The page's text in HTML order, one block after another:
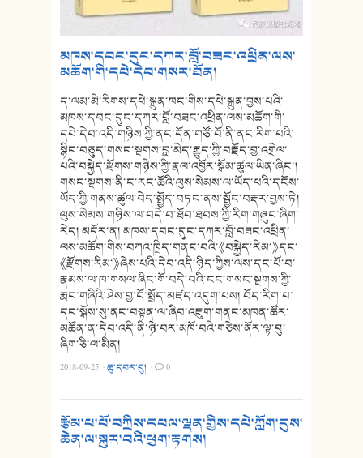
མཁས་དབང་དུང་དཀར་བློ་བཟང་འཕྲིན་ལས་
མཆོག་གི་དཔེ་དེབ་གསར་ཐོན།
ད་ལམ་མི་རིགས་དཔེ་སྐྲུན་ཁང་གིས་དཔེ་སྐྲུན་བྱས་པའི་
མཁས་དབང་དུང་དཀར་བློ་བཟང་འཕྲིན་ལས་མཆོག་གི་
དཔེ་དེབ་འདི་གཉིས་ཀྱི་ནང་དོན་གཙོ་བོ་ནི་ནང་རིག་པའི་
སྙིང་བཅུད་གསང་སྔགས་བླ་མེད་རྒྱུད་ཀྱི་བརྗོད་བྱ་འགྲེལ་
པའི་བསྐྱེད་རྫོགས་གཉིས་ཀྱི་རྣལ་འབྱོར་སྒོམ་ཚུལ་ཡིན་ཞིང་།
གསང་སྔགས་ནི་ང་རང་ཚོའི་ལུས་སེམས་ལ་ཡོད་པའི་དངོས་
ཡོད་ཀྱི་གནས་ཚུལ་བེད་སྤྱོད་བཏང་ནས་སྦྱོང་བརྡར་བྱས་ཏེ།
ལུས་སེམས་གཉིས་ལ་བདེ་བ་ཐོབ་ཐབས་ཀྱི་རིག་གཞུང་ཞིག་
རེད། མདོར་ན། མཁས་དབང་དུང་དཀར་བློ་བཟང་འཕྲིན་
ལས་མཆོག་གིས་བཀའ་ཁྲིད་གནང་བའི་《བསྐྱེད་རིམ་》དང་
《རྫོགས་རིམ་》ཞེས་པའི་དེབ་འདི་ཉིད་ཀྱིས་ལས་དང་པོ་བ་
རྣམས་ལ་ཁ་གསལ་ཞིང་གོ་བདེ་བའི་ངང་གསང་སྔགས་ཀྱི་
རྨང་གཞིའི་ཤེས་བྱ་ངོ་སྤྲོད་མཛད་འདུག་པས། བོད་རིག་པ་
དང་སྒོས་སུ་ནང་བསྟན་ལ་ཞིབ་འཇུག་གནང་མཁན་ཚོར་
མཚོན་ན་དེབ་འདི་ནི་ཉེ་བར་མཁོ་བའི་གཅེས་ནོར་ལྟ་བུ་
ཞིག་ཅི་ལ་མིན།
2018-09-25 ·ཆུ་དབར་བུ། · 0
རྩོམ་པ་པོ་བཀྲིས་དཔལ་ལྡན་གྱིས་དཔེ་ཀློག་དུས་
ཆེན་ལ་སྐུར་བའི་ཕྱག་རྟགས།